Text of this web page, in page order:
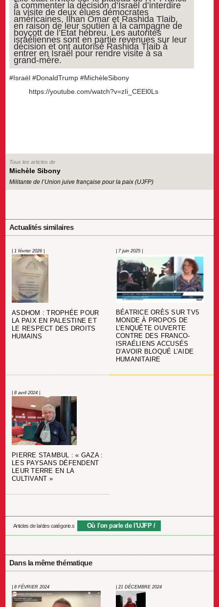
à commenter la décision d’Israël d’interdire
la visite de deux élues démocrates
américaines, Ilhan Omar et Rashida Tlaib,
en raison de leur soutien à la campagne de
boycott de l’Etat hébreu. Les autorités
israéliennes sont en partie revenues sur leur
décision et ont autorisé Rashida Tlaib à
entrer en Israël pour rendre visite à sa
grand-mère.
#Israël #DonaldTrump #MichèleSibony
https://youtube.com/watch?v=zIi_CEEl0Ls
Tous les articles de
Michèle Sibony
Militante de l’Union juive française pour la paix (UJFP)
Actualités similaires
| 1 février 2026 |
ASDHOM : TROPHÉE POUR
LA PAIX EN PALESTINE ET
LE RESPECT DES DROITS
HUMAINS
| 7 juin 2025 |
BÉATRICE ORÈS SUR TV5
MONDE À PROPOS DE
L’ENQUÊTE OUVERTE
CONTRE DES FRANCO-
ISRAÉLIENS ACCUSÉS
D’AVOIR BLOQUÉ L’AIDE
HUMANITAIRE
| 8 avril 2024 |
PIERRE STAMBUL : « GAZA :
LES PAYSANS DÉFENDENT
LEUR TERRE EN LA
CULTIVANT »
Articles de la/des catégorie.s Où l'on parle de l'UJFP
Dans la même thématique
| 8 FÉVRIER 2024 | 21 DÉCEMBRE 2024